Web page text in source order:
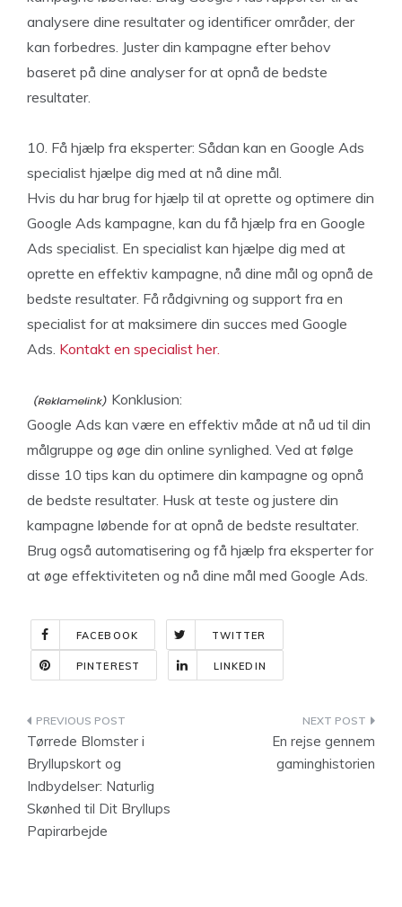
analysere dine resultater og identificer områder, der
kan forbedres. Juster din kampagne efter behov
baseret på dine analyser for at opnå de bedste
resultater.
10. Få hjælp fra eksperter: Sådan kan en Google Ads
specialist hjælpe dig med at nå dine mål.
Hvis du har brug for hjælp til at oprette og optimere din
Google Ads kampagne, kan du få hjælp fra en Google
Ads specialist. En specialist kan hjælpe dig med at
oprette en effektiv kampagne, nå dine mål og opnå de
bedste resultater. Få rådgivning og support fra en
specialist for at maksimere din succes med Google
Ads. Kontakt en specialist her.
Konklusion:
Google Ads kan være en effektiv måde at nå ud til din
målgruppe og øge din online synlighed. Ved at følge
disse 10 tips kan du optimere din kampagne og opnå
de bedste resultater. Husk at teste og justere din
kampagne løbende for at opnå de bedste resultater.
Brug også automatisering og få hjælp fra eksperter for
at øge effektiviteten og nå dine mål med Google Ads.
FACEBOOK TWITTER
PINTEREST LINKEDIN
Indlægsnavigation
Tørrede Blomster i
Bryllupskort og
Indbydelser: Naturlig
Skønhed til Dit Bryllups
Papirarbejde
En rejse gennem
gaminghistorien